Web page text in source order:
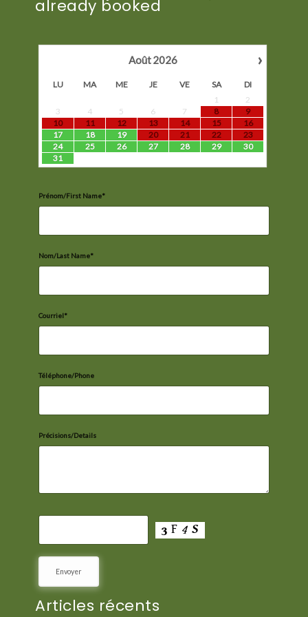
already booked
›
Août2026
LU MA ME JE VE SA
DI
1
2
3
4 5 6 7 8
9
10
11 12 13 14 15
16
17
18 19 20 21 22
23
24
25 26 27 28 29
30
31
Prénom/First Name*
Nom/Last Name*
Courriel*
Téléphone/Phone
Précisions/Details
Articles récents